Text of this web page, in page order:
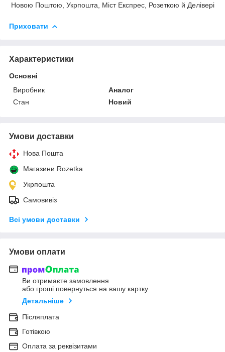
Новою Поштою, Укрпошта, Міст Експрес, Розеткою й Делівері
Приховати
Характеристики
Основні
Виробник
Аналог
Стан
Новий
Умови доставки
Нова Пошта
Магазини Rozetka
Укрпошта
Самовивіз
Всі умови доставки
Умови оплати
Ви отримаєте замовлення
або гроші повернуться на вашу картку
Детальніше
Післяплата
Готівкою
Оплата за реквізитами